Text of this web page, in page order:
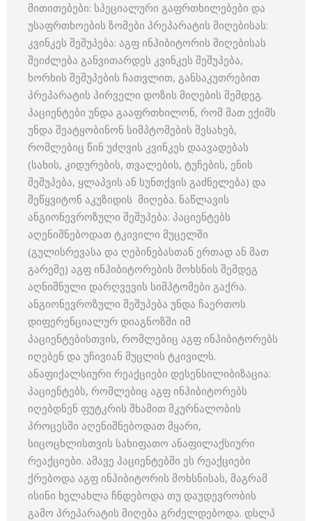
მითითებები: სპეციალური გაფრთხილებები და
უსაფრთხოების ზომები პრეპარატის მიღებისას:
კვინკეს შეშუპება: აგფ ინჰიბიტორის მიღებისას
შეიძლება განვითარდეს კვინკეს შეშუპება,
ხორხის შეშუპების ჩათვლით, განსაკუთრებით
პრეპარატის პირველი დოზის მიღების შემდეგ.
პაციენტები უნდა გააფრთხილონ, რომ მათ ექიმს
უნდა შეატყობინონ სიმპტომების შესახებ,
რომლებიც წინ უძღვის კვინკეს დაავადებას
(სახის, კიდურების, თვალების, ტუჩების, ენის
შეშუპება, ყლაპვის ან სუნთქვის გაძნელება) და
შეწყვიტონ აკუზიდის მიღება. ნაწლავის
ანგიონევროზული შეშუპება: პაციენტებს
აღენიშნებოდათ ტკივილი მუცელში
(გულისრევასა და ღებინებასთან ერთად ან მათ
გარეშე) აგფ ინჰიბიტორების მოხსნის შემდეგ
აღნიშნული დარღვევის სიმპტომები გაქრა.
ანგიონევროზული შეშუპება უნდა ჩაერთოს
დიფერენციალურ დიაგნოზში იმ
პაციენტებისთვის, რომლებიც აგფ ინჰიბიტორებს
იღებენ და უჩივიან მუცლის ტკივილს.
ანაფიქალსიური რეაქციები დესენსილიბიზაცია:
პაციენტებს, რომლებიც აგფ ინჰიბიტორებს
იღებდნენ ფუტკრის შხამით მკურნალობის
პროცესში აღენიშნებოდათ მყარი,
სიცოცხლისთვის სახიფათო ანაფილაქსიური
რეაქციები. ამავე პაციენტებში ეს რეაქციები
ქრებოდა აგფ ინჰიბიტორის მოხსნისას, მაგრამ
ისინი ხელახლა ჩნდებოდა თუ დაუდევრობის
გამო პრეპარატის მიღება გრძელდებოდა. დსლპ